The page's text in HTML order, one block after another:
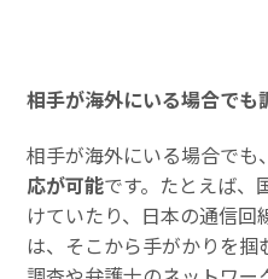
相手が海外にいる場合でも
相手が海外にいる場合でも、
応が可能です。たとえば、
けていたり、日本の通信
は、そこから手がかりを掴